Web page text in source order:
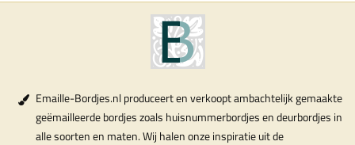
Emaille-Bordjes.nl produceert en verkoopt ambachtelijk gemaakte
geëmailleerde bordjes zoals huisnummerbordjes en deurbordjes in
alle soorten en maten. Wij halen onze inspiratie uit de